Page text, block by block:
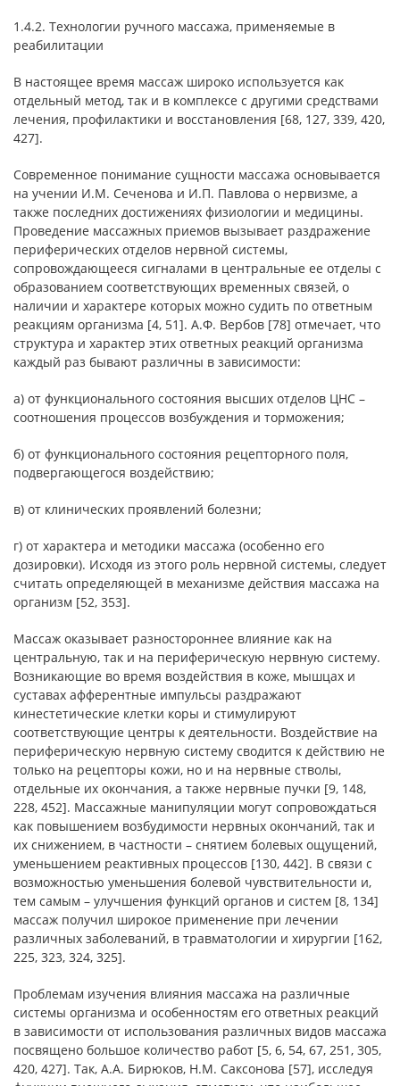
1.4.2. Технологии ручного массажа, применяемые в
реабилитации
В настоящее время массаж широко используется как
отдельный метод, так и в комплексе с другими средствами
лечения, профилактики и восстановления [68, 127, 339, 420,
427].
Современное понимание сущности массажа основывается
на учении И.М. Сеченова и И.П. Павлова о нервизме, а
также последних достижениях физиологии и медицины.
Проведение массажных приемов вызывает раздражение
периферических отделов нервной системы,
сопровождающееся сигналами в центральные ее отделы с
образованием соответствующих временных связей, о
наличии и характере которых можно судить по ответным
реакциям организма [4, 51]. А.Ф. Вербов [78] отмечает, что
структура и характер этих ответных реакций организма
каждый раз бывают различны в зависимости:
а) от функционального состояния высших отделов ЦНС –
соотношения процессов возбуждения и торможения;
б) от функционального состояния рецепторного поля,
подвергающегося воздействию;
в) от клинических проявлений болезни;
г) от характера и методики массажа (особенно его
дозировки). Исходя из этого роль нервной системы, следует
считать определяющей в механизме действия массажа на
организм [52, 353].
Массаж оказывает разностороннее влияние как на
центральную, так и на периферическую нервную систему.
Возникающие во время воздействия в коже, мышцах и
суставах афферентные импульсы раздражают
кинестетические клетки коры и стимулируют
соответствующие центры к деятельности. Воздействие на
периферическую нервную систему сводится к действию не
только на рецепторы кожи, но и на нервные стволы,
отдельные их окончания, а также нервные пучки [9, 148,
228, 452]. Массажные манипуляции могут сопровождаться
как повышением возбудимости нервных окончаний, так и
их снижением, в частности – снятием болевых ощущений,
уменьшением реактивных процессов [130, 442]. В связи с
возможностью уменьшения болевой чувствительности и,
тем самым – улучшения функций органов и систем [8, 134]
массаж получил широкое применение при лечении
различных заболеваний, в травматологии и хирургии [162,
225, 323, 324, 325].
Проблемам изучения влияния массажа на различные
системы организма и особенностям его ответных реакций
в зависимости от использования различных видов массажа
посвящено большое количество работ [5, 6, 54, 67, 251, 305,
420, 427]. Так, А.А. Бирюков, Н.М. Саксонова [57], исследуя